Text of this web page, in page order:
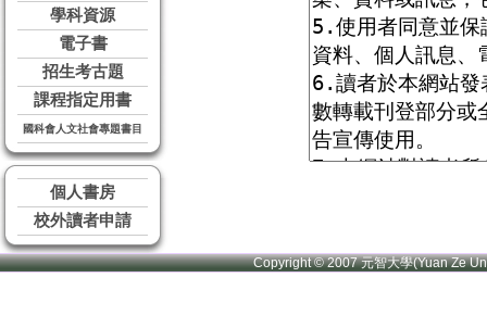
學科資源
電子書
招生考古題
課程指定用書
國科會人文社會專題書目
個人書房
校外讀者申請
Copyright © 2007 元智大學(Yuan Ze